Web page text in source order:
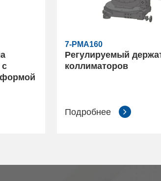
с
7-PMA160
Регулируемый
коллиматоров
Подробнее